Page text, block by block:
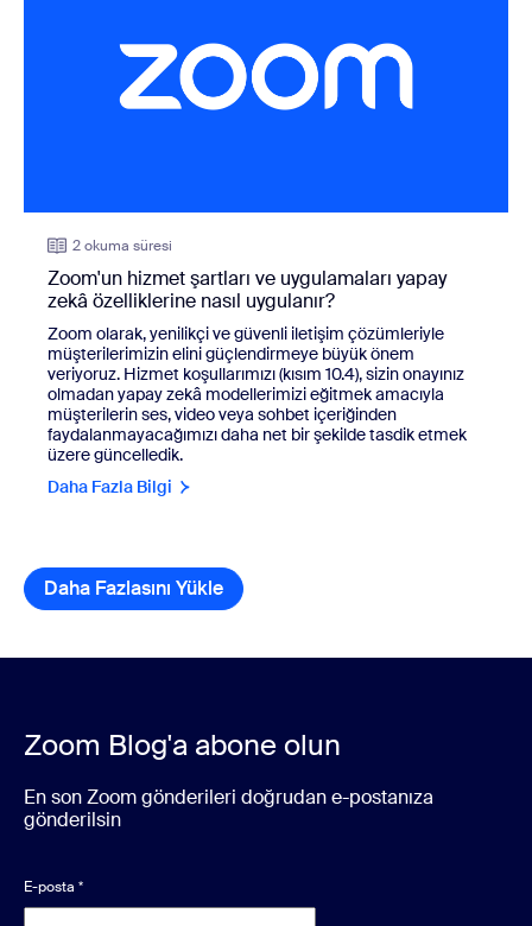
2 okuma süresi
Zoom'un hizmet şartları ve uygulamaları yapay
zekâ özelliklerine nasıl uygulanır?
Zoom olarak, yenilikçi ve güvenli iletişim çözümleriyle
müşterilerimizin elini güçlendirmeye büyük önem
veriyoruz. Hizmet koşullarımızı (kısım 10.4), sizin onayınız
olmadan yapay zekâ modellerimizi eğitmek amacıyla
müşterilerin ses, video veya sohbet içeriğinden
faydalanmayacağımızı daha net bir şekilde tasdik etmek
üzere güncelledik.
Daha Fazla Bilgi
Daha Fazlasını Yükle kaynak kitaplığı öğeleri
Zoom Blog'a abone olun
En son Zoom gönderileri doğrudan e-postanıza
gönderilsin
E-posta *